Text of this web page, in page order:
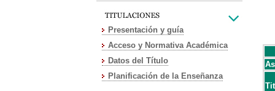
Presentación y guía
Acceso y Normativa Académica
Datos del Título
Planificación de la Enseñanza